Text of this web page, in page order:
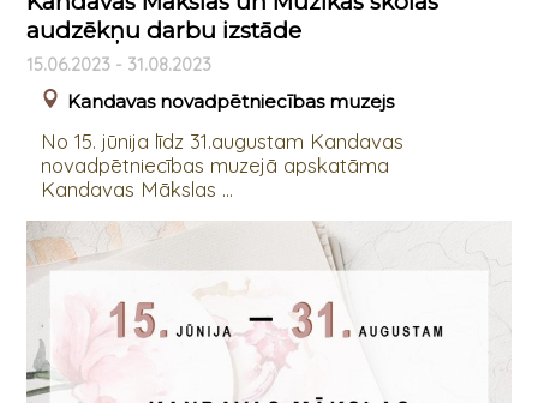
audzēkņu darbu izstāde
15.06.2023 - 31.08.2023
Kandavas novadpētniecības muzejs
No 15. jūnija līdz 31.augustam Kandavas
novadpētniecības muzejā apskatāma
Kandavas Mākslas ...